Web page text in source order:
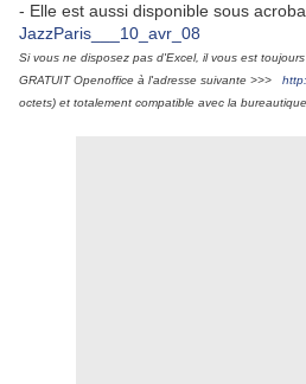
- Elle est aussi disponible sous
JazzParis___10_avr_08
Si vous ne disposez pas d'Excel, il vous est
GRATUIT Openoffice à l'adresse suivante >>>
octets) et totalement compatible avec la